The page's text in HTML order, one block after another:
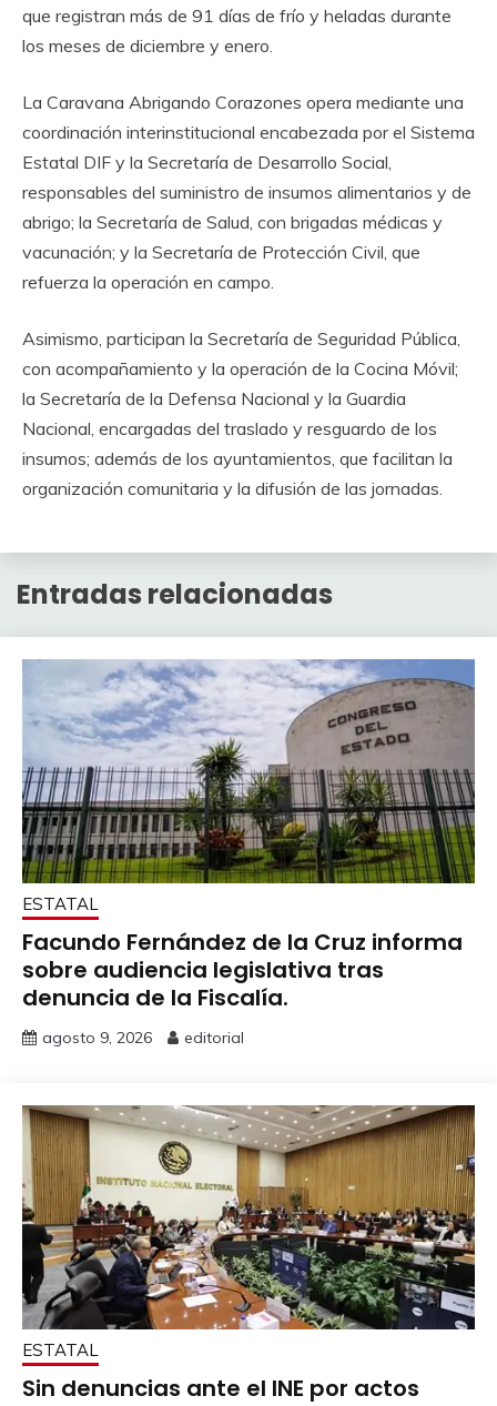
que registran más de 91 días de frío y heladas durante
los meses de diciembre y enero.
La Caravana Abrigando Corazones opera mediante una
coordinación interinstitucional encabezada por el Sistema
Estatal DIF y la Secretaría de Desarrollo Social,
responsables del suministro de insumos alimentarios y de
abrigo; la Secretaría de Salud, con brigadas médicas y
vacunación; y la Secretaría de Protección Civil, que
refuerza la operación en campo.
Asimismo, participan la Secretaría de Seguridad Pública,
con acompañamiento y la operación de la Cocina Móvil;
la Secretaría de la Defensa Nacional y la Guardia
Nacional, encargadas del traslado y resguardo de los
insumos; además de los ayuntamientos, que facilitan la
organización comunitaria y la difusión de las jornadas.
Entradas relacionadas
ESTATAL
Facundo Fernández de la Cruz informa
sobre audiencia legislativa tras
denuncia de la Fiscalía.
agosto 9, 2026 editorial
ESTATAL
Sin denuncias ante el INE por actos